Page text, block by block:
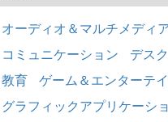
オーディオ＆マルチメディ
コミュニケーション
デス
教育
ゲーム＆エンターテ
グラフィックアプリケーシ